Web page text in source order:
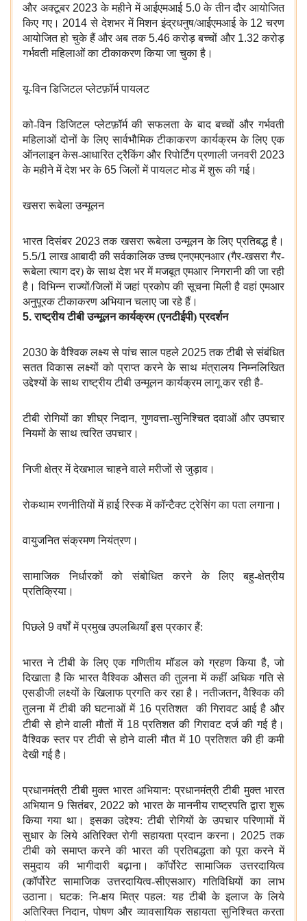
और अक्टूबर2023के महीने में आईएमआई 5.0के तीन दौर आयोजित
किए गए।2014से देशभर में मिशन इंद्रधनुष/आईएमआई के 12चरण
आयोजित हो चुके हैं और अब तक5.46करोड़ बच्चों और 1.32करोड़
गर्भवती महिलाओं का टीकाकरण किया जा चुका है।
यू-विन डिजिटल प्लेटफ़ॉर्म पायलट
को-विन डिजिटल प्लेटफ़ॉर्म की सफलता के बाद बच्चों और गर्भवती
महिलाओं दोनों के लिए सार्वभौमिक टीकाकरण कार्यक्रम के लिए एक
ऑनलाइन केस-आधारित ट्रैकिंग और रिपोर्टिंग प्रणाली जनवरी 2023
के महीने में देश भर के65जिलों में पायलट मोड में शुरू की गई।
खसरा रूबेला उन्मूलन
भारत दिसंबर 2023तक खसरा रूबेला उन्मूलन के लिए प्रतिबद्ध है।
5.5/1लाख आबादी की सर्वकालिक उच्च एनएमएनआर (गैर-खसरा गैर-
रूबेला त्याग दर) के साथ देश भर में मजबूत एमआर निगरानी की जा रही
है। विभिन्न राज्यों/जिलों में जहां प्रकोप की सूचना मिली है वहां एमआर
अनुपूरक टीकाकरण अभियान चलाए जा रहे हैं।
5.राष्ट्रीय टीबी उन्मूलन कार्यक्रम (एनटीईपी) प्रदर्शन
2030के वैश्विक लक्ष्य से पांच साल पहले 2025तक टीबी से संबंधित
सतत विकास लक्ष्यों को प्राप्त करने के साथ मंत्रालय निम्नलिखित
उद्देश्यों के साथ राष्ट्रीय टीबी उन्मूलन कार्यक्रम लागू कर रही है-
टीबी रोगियों का शीघ्र निदान,गुणवत्ता-सुनिश्चित दवाओं और उपचार
नियमों के साथ त्वरित उपचार।
निजी क्षेत्र में देखभाल चाहने वाले मरीजों से जुड़ाव।
रोकथाम रणनीतियों में हाई रिस्क में कॉन्टैक्ट ट्रेसिंग का पता लगाना।
वायुजनित संक्रमण नियंत्रण।
सामाजिक निर्धारकों को संबोधित करने के लिए बहु-क्षेत्रीय
प्रतिक्रिया।
पिछले 9वर्षों में प्रमुख उपलब्धियाँ इस प्रकार हैं:
भारत ने टीबी के लिए एक गणितीय मॉडल को ग्रहण किया है,जो
दिखाता है कि भारत वैश्विक औसत की तुलना में कहीं अधिक गति से
एसडीजी लक्ष्यों के खिलाफ प्रगति कर रहा है। नतीजतन,वैश्विक की
तुलना में टीबी की घटनाओं में 16 प्रतिशत
की गिरावट आई है और
टीबी से होने वाली मौतों में 18प्रतिशत की गिरावट दर्ज की गई है।
वैश्विक स्तर पर टीवी से होने वाली मौत में 10प्रतिशत की ही कमी
देखी गई है।
प्रधानमंत्री टीबी मुक्त भारत अभियान: प्रधानमंत्री टीबी मुक्त भारत
अभियान9सितंबर, 2022को भारत के माननीय राष्ट्रपति द्वारा शुरू
किया गया था। इसका उद्देश्य: टीबी रोगियों के उपचार परिणामों में
सुधार के लिये अतिरिक्त रोगी सहायता प्रदान करना।2025तक
टीबी को समाप्त करने की भारत की प्रतिबद्धता को पूरा करने में
समुदाय की भागीदारी बढ़ाना। कॉर्पोरेट सामाजिक उत्तरदायित्व
(कॉर्पोरेट सामाजिक उत्तरदायित्व-सीएसआर)
गतिविधियों का लाभ
उठाना। घटक: नि-क्षय मित्र पहल: यह टीबी के इलाज के लिये
अतिरिक्त निदान,पोषण और व्यावसायिक सहायता सुनिश्चित करता